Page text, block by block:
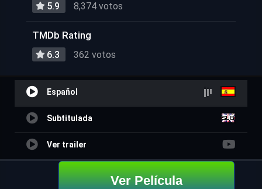
5.9 8,374 votos
TMDb Rating
6.3 362 votos
Español
Subtitulada
Ver trailer
Ver Película